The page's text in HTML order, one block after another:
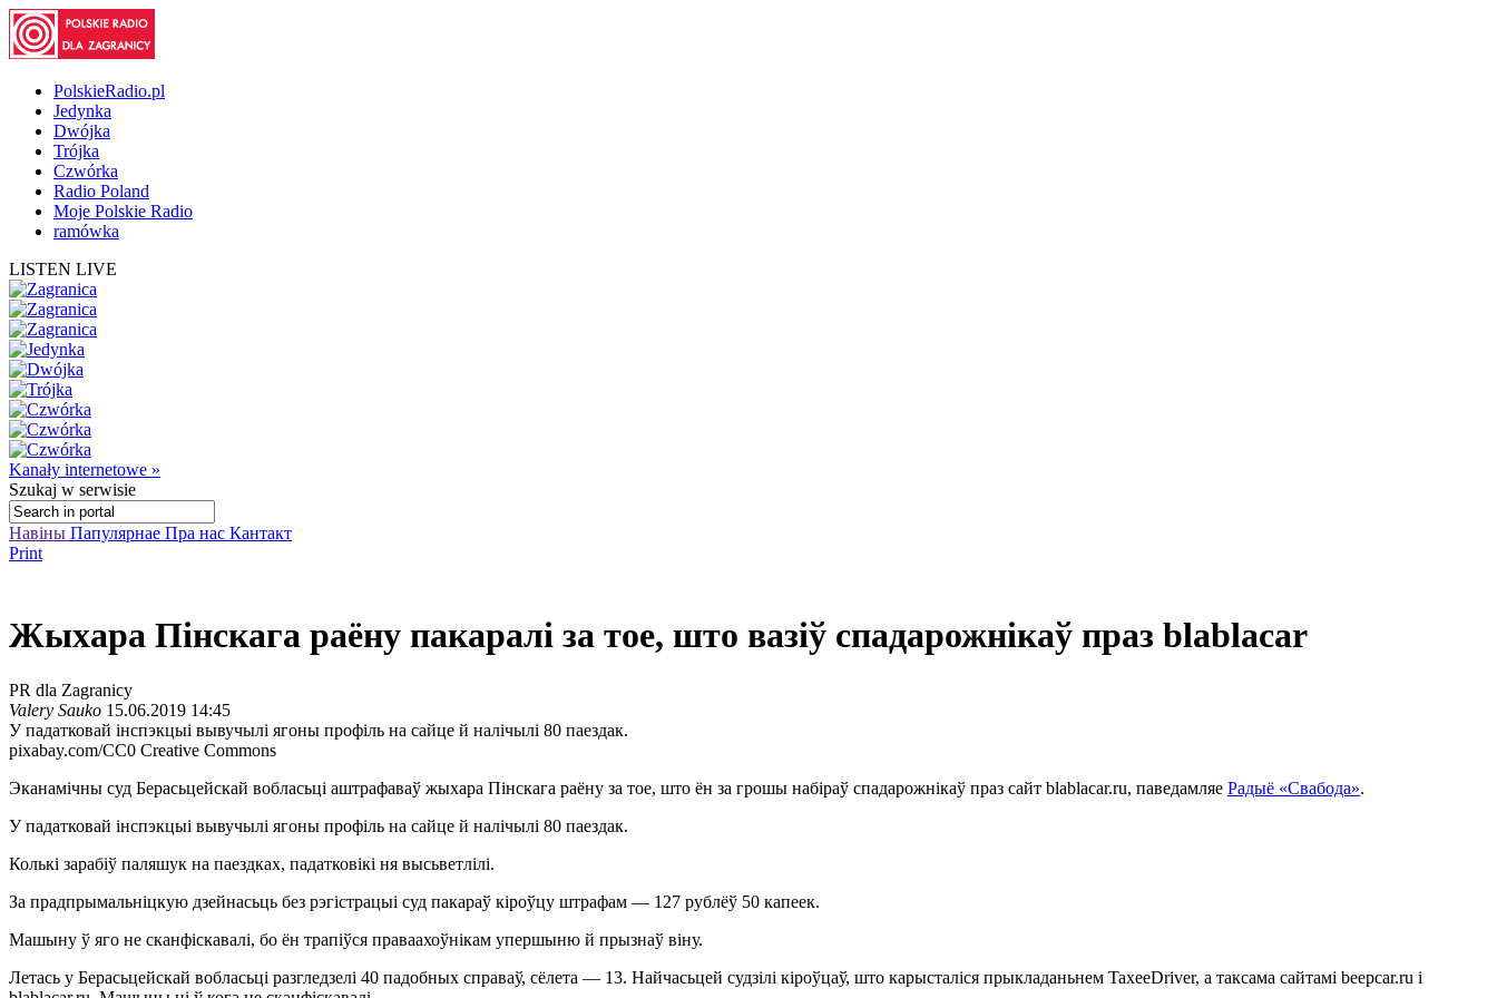
PolskieRadio.pl
Jedynka
Dwójka
Trójka
Czwórka
Radio Poland
Moje Polskie Radio
ramówka
LISTEN LIVE
Kanały internetowe »
Szukaj w serwisie
Навіны Папулярнае Пра нас Кантакт
Print
Жыхара Пінскага раёну пакаралі за тое, што вазіў спадарожнікаў праз blablacar
PR dla Zagranicy
Valery Sauko 15.06.2019 14:45
У падатковай інспэкцыі вывучылі ягоны профіль на сайце й налічылі 80 паездак.
pixabay.com/CC0 Creative Commons
Эканамічны суд Берасьцейскай вобласьці аштрафаваў жыхара Пінскага раёну за тое, што ён за грошы набіраў спадарожнікаў праз сайт blablacar.ru, паведамляе Радыё «Свабода».
У падатковай інспэкцыі вывучылі ягоны профіль на сайце й налічылі 80 паездак.
Колькі зарабіў паляшук на паездках, падатковікі ня высьветлілі.
За прадпрымальніцкую дзейнасьць без рэгістрацыі суд пакараў кіроўцу штрафам — 127 рублёў 50 капеек.
Машыну ў яго не сканфіскавалі, бо ён трапіўся праваахоўнікам упершыню й прызнаў віну.
Летась у Берасьцейскай вобласьці разгледзелі 40 падобных справаў, сёлета — 13. Найчасьцей судзілі кіроўцаў, што карысталіся прыкладаньнем TaxeeDriver, а таксама сайтамі beepcar.ru і